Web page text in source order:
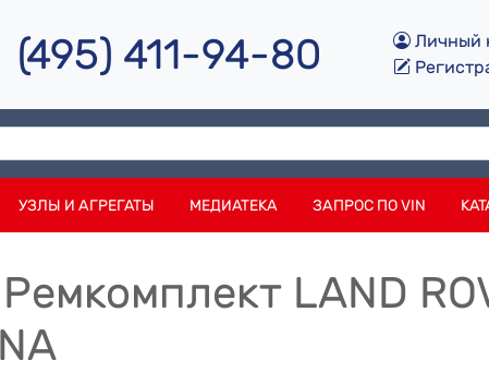
(495) 411-94-80
Личный
УЗЛЫ И АГРЕГАТЫ МЕДИАТЕКА ЗАПРОС ПО VIN
LAND